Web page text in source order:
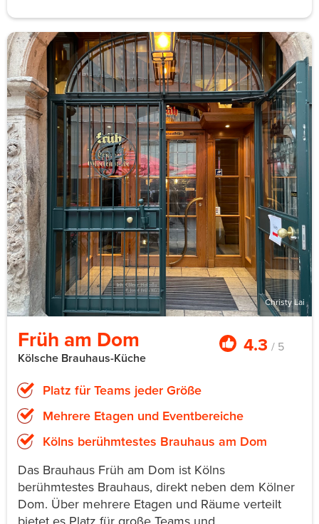
Christy Lai
Früh am Dom
Kölsche Brauhaus-Küche
4.3 / 5
Platz für Teams jeder Größe
Mehrere Etagen und Eventbereiche
Kölns berühmtestes Brauhaus am Dom
Das Brauhaus Früh am Dom ist Kölns
berühmtestes Brauhaus, direkt neben dem Kölner
Dom. Über mehrere Etagen und Räume verteilt